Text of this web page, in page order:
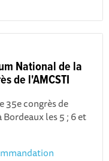
National de la
de l'AMCSTI
35e congrès de
les 5 ; 6 et